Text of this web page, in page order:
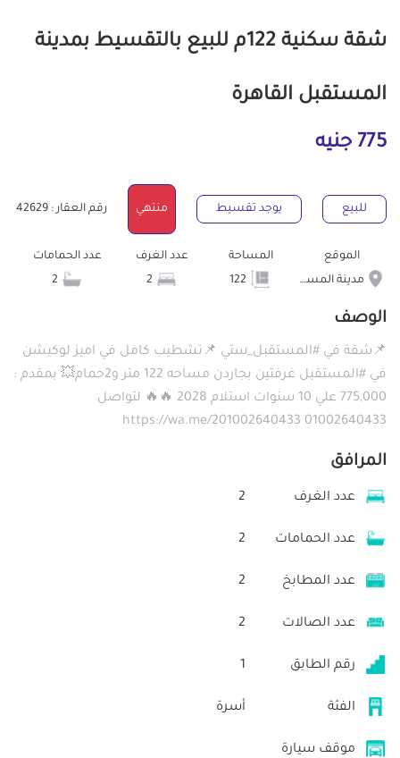
شقة سكنية 122م للبيع بالتقسيط بمدينة
المستقبل القاهرة
775 جنيه
للبيع يوجد تقسيط منتهي رقم العقار : 42629
الموقع
مدينة المستقبل
المساحة
عدد الغرف
عدد الحمامات
الوصف
📌شقة في #المستقبل_ستي 📌تشطيب كامل في اميز لوكيشن
في #المستقبل غرفتين بجاردن مساحه 122 متر و2حمام💥 بمقدم :
775,000 علي 10 سنوات استلام 2028 🔥🔥 لتواصل
01002640433 https://wa.me/201002640433
المرافق
عدد الغرف 2
عدد الحمامات 2
عدد المطابخ 2
عدد الصالات 2
رقم الطابق 1
الفئة أسرة
موقف سيارة